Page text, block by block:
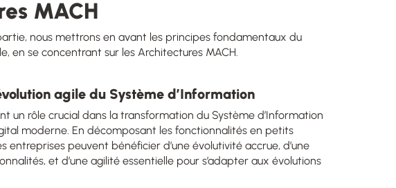
MACH
nous mettrons en avant les principes fondamentaux du
en se concentrant sur les Architectures MACH.
agile du Système d’Information
un rôle crucial dans la transformation du Système d’Information
moderne. En décomposant les fonctionnalités en petits
entreprises peuvent bénéficier d’une évolutivité accrue, d’une
et d’une agilité essentielle pour s’adapter aux évolutions